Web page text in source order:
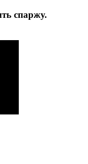
спаржу.